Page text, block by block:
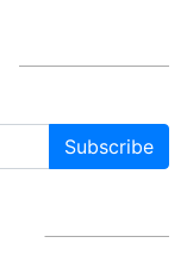
Subscribe